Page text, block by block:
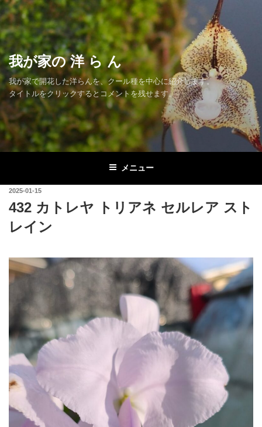
コ
ン
テ
ン
ツ
へ
ス
ッ
プ
我が家の 洋 ら ん
我が家で開花した洋らんを、クール種を中心に紹介します。
タイトルをクリックするとコメントを残せます。
メニュー
投
日:
2025-01-15
432 カトレヤ トリアネ セルレア スト
レイン